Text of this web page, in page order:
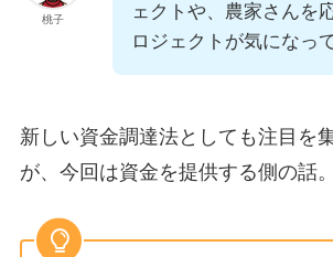
桃子
ェクトや、農家さんを
ロジェクトが気になっ
新しい資金調達法としても注目を
が、今回は資金を提供する側の話。